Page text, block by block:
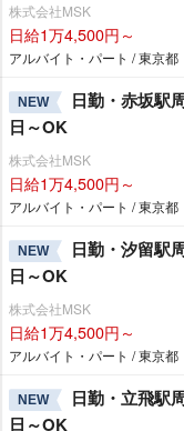
株式会社MSK
日給1万4,500円～
アルバイト・パート / 東京都
NEW
日勤・赤坂駅
日～OK
株式会社MSK
日給1万4,500円～
アルバイト・パート / 東京都
NEW
日勤・汐留駅
日～OK
株式会社MSK
日給1万4,500円～
アルバイト・パート / 東京都
NEW
日勤・立飛駅
日～OK